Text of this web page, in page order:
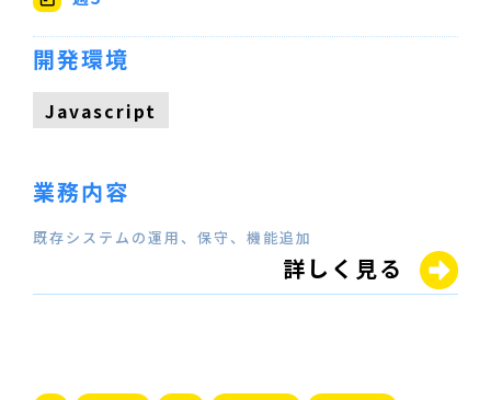
開発環境
Javascript
業務内容
既存システムの運用、保守、機能追加
詳しく見る